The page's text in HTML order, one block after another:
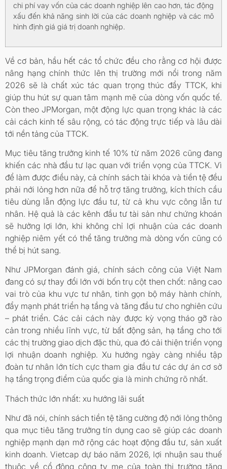
chi phí vay vốn của các doanh nghiệp lên cao hơn, tác động
xấu đến khả năng sinh lời của các doanh nghiệp và các mô
hình định giá giá trị doanh nghiệp.
Về cơ bản, hầu hết các tổ chức đều cho rằng cơ hội được
nâng hạng chính thức lên thị trường mới nổi trong năm
2026 sẽ là chất xúc tác quan trọng thúc đẩy TTCK, khi
giúp thu hút sự quan tâm mạnh mẽ của dòng vốn quốc tế.
Còn theo JPMorgan, một động lực quan trọng khác là các
cải cách kinh tế sâu rộng, có tác động trực tiếp và lâu dài
tới nền tảng của TTCK.
Mục tiêu tăng trưởng kinh tế 10% từ năm 2026 cũng đang
khiến các nhà đầu tư lạc quan với triển vọng của TTCK. Vì
để làm được điều này, cả chính sách tài khóa và tiền tệ đều
phải nới lỏng hơn nữa để hỗ trợ tăng trưởng, kích thích cầu
tiêu dùng lẫn động lực đầu tư, từ cả khu vực công lẫn tư
nhân. Hệ quả là các kênh đầu tư tài sản như chứng khoán
sẽ hưởng lợi lớn, khi không chỉ lợi nhuận của các doanh
nghiệp niêm yết có thể tăng trưởng mà dòng vốn cũng có
thể bị hút sang.
Như JPMorgan đánh giá, chính sách công của Việt Nam
đang có sự thay đổi lớn với bốn trụ cột then chốt: nâng cao
vai trò của khu vực tư nhân, tinh gọn bộ máy hành chính,
đẩy mạnh phát triển hạ tầng và tăng đầu tư cho nghiên cứu
– phát triển. Các cải cách này được kỳ vọng tháo gỡ rào
cản trong nhiều lĩnh vực, từ bất động sản, hạ tầng cho tới
các thị trường giao dịch đặc thù, qua đó cải thiện triển vọng
lợi nhuận doanh nghiệp. Xu hướng ngày càng nhiều tập
đoàn tư nhân lớn tích cực tham gia đầu tư các dự án cơ sở
hạ tầng trọng điểm của quốc gia là minh chứng rõ nhất.
Thách thức lớn nhất: xu hướng lãi suất
Như đã nói, chính sách tiền tệ tăng cường độ nới lỏng thông
qua mục tiêu tăng trưởng tín dụng cao sẽ giúp các doanh
nghiệp mạnh dạn mở rộng các hoạt động đầu tư, sản xuất
kinh doanh. Vietcap dự báo năm 2026, lợi nhuận sau thuế
thuộc về cổ đông công ty mẹ của toàn thị trường tăng